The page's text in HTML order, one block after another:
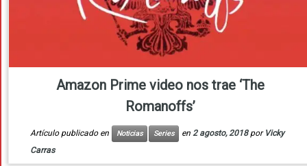
Amazon Prime video nos trae ‘The
Romanoffs’
Artículo publicado en Noticias Series en 2 agosto, 2018 por Vicky
Carras